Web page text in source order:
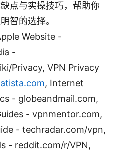
点与实操技巧，帮助你
智的选择。
Website -
-
Privacy, VPN Privacy
, Internet
- globeandmail.com,
- vpnmentor.com,
- techradar.com/vpn,
- reddit.com/r/VPN,